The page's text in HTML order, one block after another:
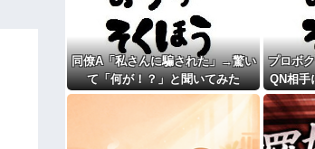
編集の似顔絵「ムダに東大卒」
けて炎上ｗｗｗｗｗｗｗｗ
」私「その決断は立派です
ますね」俺「じゃあ辞めます
「Linuxで十分
めて10%超える
【中国】毎年恒
を直撃、工場浸水
「ウトの飯作り
を作ると帰宅した
放った言葉とは←
【前編】妻が娘
れ22歳にもなって
だけでも返して欲
同僚A「私さんに騙された」→驚い
て「何が！？」と聞いてみた
プロボ
QN相手
すぎ